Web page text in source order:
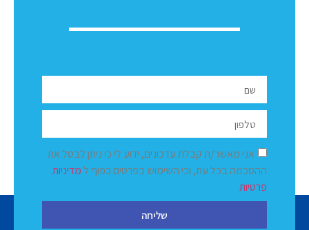
אני מאשר/ת קבלת עדכונים, ידוע לי כי ניתן לבטל את
ההסכמה בכל עת, וכי השימוש בפרטים כפוף למדיניות
פרטיות
שליחה